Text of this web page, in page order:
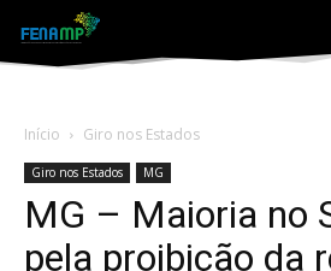
Início Giro nos Estados
Giro nos Estados MG
MG – Maioria no
pela proibição da